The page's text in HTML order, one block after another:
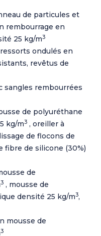
de particules et
rembourrage en
25 kg/m3
ondulés en
revêtus de
sangles rembourrées
de polyuréthane
kg/m3 , oreiller à
de flocons de
fibre de silicone (30%)
de
3 , mousse de
densité 25 kg/m3,
mousse de
3